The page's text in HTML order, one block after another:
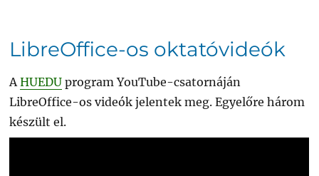
LibreOffice-os oktatóvideók
AHUEDU program YouTube-csatornáján
LibreOffice-os videók jelentek meg. Egyelőre három
készült el.